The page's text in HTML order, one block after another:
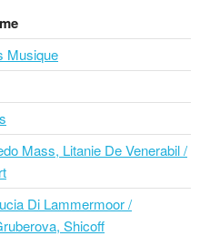
Musique
Mass, Litanie De Venerabil /
Di Lammermoor /
Shicoff